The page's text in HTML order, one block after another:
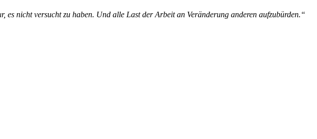
es nicht versucht zu haben. Und alle Last der Arbeit an Veränderung anderen aufzubürden.“